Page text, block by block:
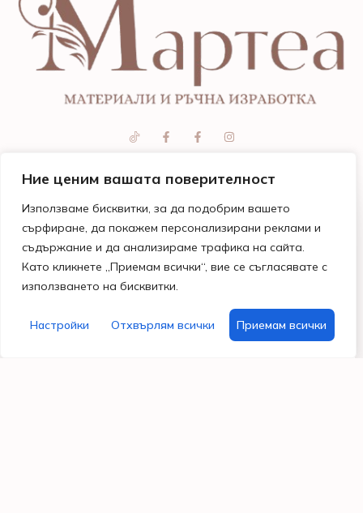
Ние ценим вашата поверителност
Използваме бисквитки, за да подобрим вашето
сърфиране, да покажем персонализирани реклами и
съдържание и да анализираме трафика на сайта.
Като кликнете „Приемам всички“, вие се съгласявате с
използването на бисквитки.
Настройки Отхвърлям всички Приемам всички
Магазини
и
работно
време
Варненчик
Бързи
линкове
Поводи
Празници
материали
Информация
Общи
условия
Бисквитки
Помощ
и
контакти
Моят
Често
задавани